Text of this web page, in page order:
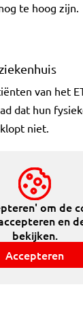
te hoog zijn.
van het
dat hun
niet.
om de
en
bekijken.
Accepteren